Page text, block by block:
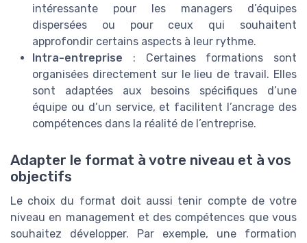
intéressante pour les managers d’équipes
dispersées ou pour ceux qui souhaitent
approfondir certains aspects à leur rythme.
Intra-entreprise : Certaines formations sont
organisées directement sur le lieu de travail. Elles
sont adaptées aux besoins spécifiques d’une
équipe ou d’un service, et facilitent l’ancrage des
compétences dans la réalité de l’entreprise.
Adapter le format à votre niveau et à vos
objectifs
Le choix du format doit aussi tenir compte de votre
niveau en management et des compétences que vous
souhaitez développer. Par exemple, une formation